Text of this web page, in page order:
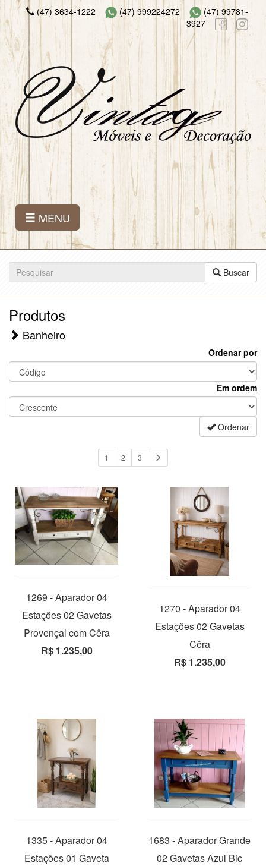
(47) 3634-1222 (47) 999224272
(47) 99781-
3927
MENU
Buscar
Produtos
Banheiro
Ordenar por
Em ordem
Ordenar
1 2 3
1269 - Aparador 04
Estações 02 Gavetas
Provençal com Cêra
R$ 1.235,00
1270 - Aparador 04
Estações 02 Gavetas
Cêra
R$ 1.235,00
1335 - Aparador 04
Estações 01 Gaveta
1683 - Aparador Grande
02 Gavetas Azul Bic